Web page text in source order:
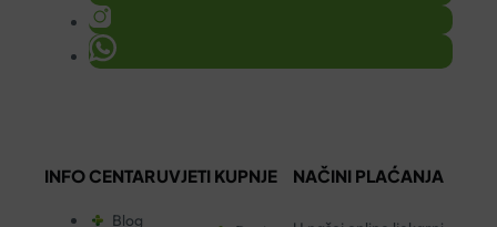
INFO CENTAR
Blog
UVJETI KUPNJE NAČINI PLAĆANJA